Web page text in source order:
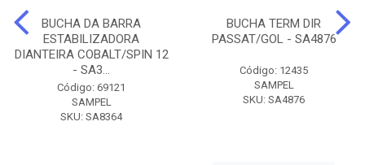
BUCHA DA BARRA
ESTABILIZADORA
DIANTEIRA COBALT/SPIN 12
- SA3...
Código: 69121
SAMPEL
SKU: SA8364
BUCHA TERM DIR
PASSAT/GOL - SA4876
Código: 12435
SAMPEL
SKU: SA4876